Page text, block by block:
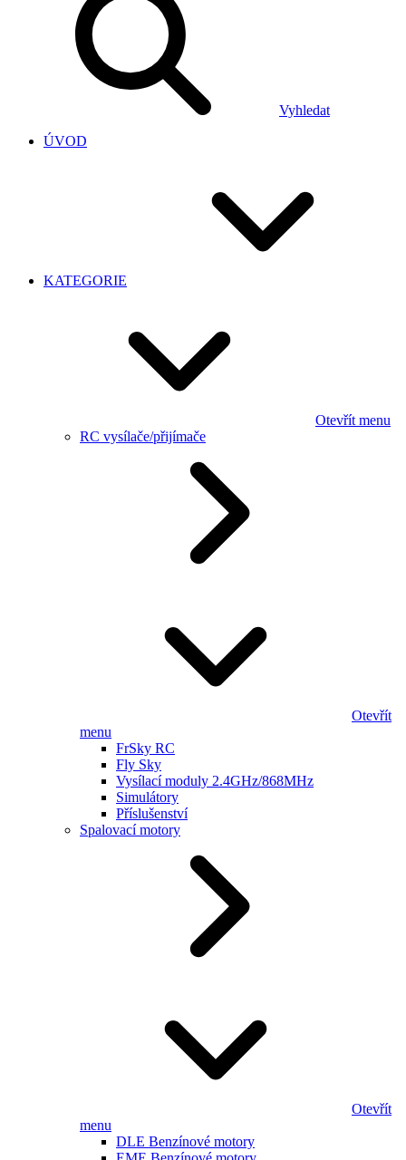
Vyhledat
ÚVOD
KATEGORIE
Otevřít menu
RC vysílače/přijímače
Otevřít
menu
FrSky RC
Fly Sky
Vysílací moduly 2.4GHz/868MHz
Simulátory
Příslušenství
Spalovací motory
Otevřít
menu
DLE Benzínové motory